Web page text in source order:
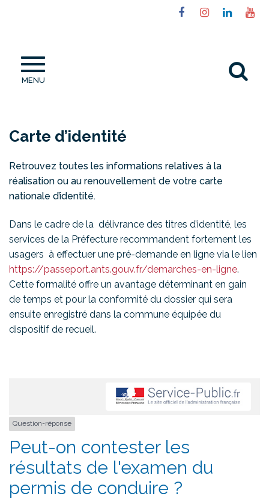
Lien
Facebook
Lien
Instagram
Lien
MENU
Carte d’identité
Retrouvez toutes les informations relatives à la
réalisation ou au renouvellement de votre carte
nationale d’identité.
Dans le cadre de la délivrance des titres d’identité, les
services de la Préfecture recommandent fortement les
usagers à effectuer une pré-demande en ligne via le lien
https://passeport.ants.gouv.fr/demarches-en-ligne.
Cette formalité offre un avantage déterminant en gain
de temps et pour la conformité du dossier qui sera
ensuite enregistré dans la commune équipée du
dispositif de recueil.
Question-réponse
Peut-on contester les
résultats de l'examen du
permis de conduire ?